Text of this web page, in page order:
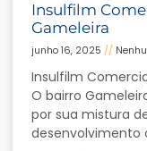
Insulfilm
Gameleira
junho 16, 2025
Insulfilm
O bairro
por sua mistura
desenvolvimento